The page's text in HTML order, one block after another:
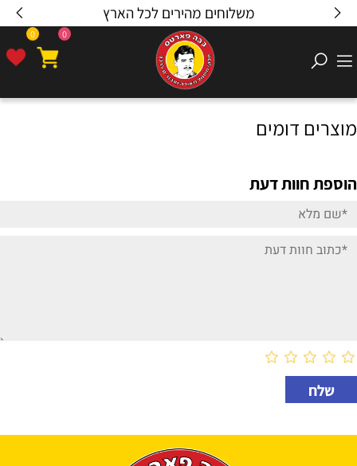
משלוחים מהירים לכל הארץ
0 0
מוצרים דומים
הוספת חוות דעת